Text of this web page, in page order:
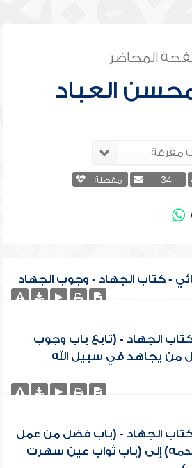
المحاضر
العباد
34 مفضلة
- كتاب الجهاد - وجوب الجهاد
الجهاد - (تابع باب وجوب
من يجاهد في سبيل الله
الجهاد - (باب فضل من عمل
إلى (باب ثواب عين سهرت